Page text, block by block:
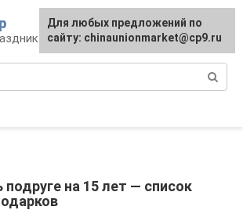
на 15 лет — список
Для любых предложений по
сайту: chinaunionmarket@cp9.ru
Для любых предложений по
сайту: chinaunionmarket@cp9.ru